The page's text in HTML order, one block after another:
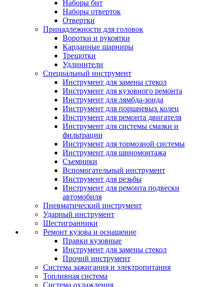
Наборы бит
Наборы отверток
Отвертки
Принадлежности для головок
Воротки и рукоятки
Карданные шарниры
Трещотки
Удлинители
Специальный инструмент
Инструмент для замены стекол
Инструмент для кузовного ремонта
Инструмент для лямбда-зонда
Инструмент для поршневых колец
Инструмент для ремонта двигателя
Инструмент для системы смазки и
фильтрации
Инструмент для тормозной системы
Инструмент для шиномонтажа
Съемники
Вспомогательный инструмент
Инструмент для резьбы
Инструмент для ремонта подвески
автомобиля
Пневматический инструмент
Ударный инструмент
Шестигранники
Ремонт кузова и оснащение
Правки кузовные
Инструмент для замены стекол
Прочий инструмент
Система зажигания и электропитания
Топливная система
Система охлаждения